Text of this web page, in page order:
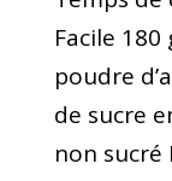
Facile 180
poudre
de sucre
non sucré